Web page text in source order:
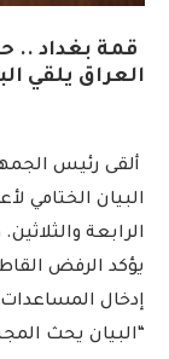
قمة بغداد ..
العراق يلقي
ألقى رئيس
البيان الختامي
الرابعة
يؤكد الرفض
إدخال
“البيان يحث